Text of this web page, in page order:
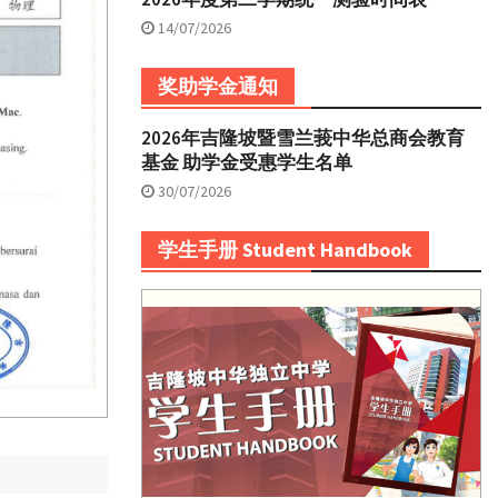
14/07/2026
奖助学金通知
2026年吉隆坡暨雪兰莪中华总商会教育
基金 助学金受惠学生名单
30/07/2026
学生手册 Student Handbook